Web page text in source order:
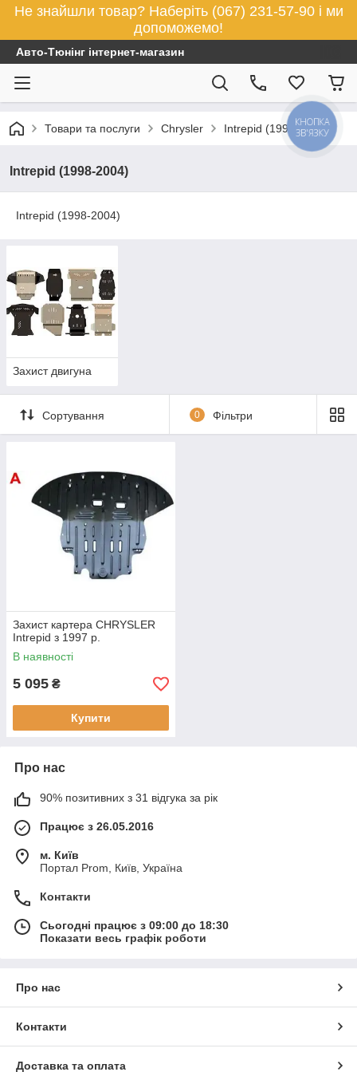
Не знайшли товар? Наберіть (067) 231-57-90 і ми
допоможемо!
Авто-Тюнінг інтернет-магазин
Товари та послуги Chrysler Intrepid (1998-2004)
Intrepid (1998-2004)
Intrepid (1998-2004)
Захист двигуна
Сортування 0 Фільтри
Захист картера CHRYSLER
Intrepid з 1997 р.
В наявності
5 095 ₴
Купити
Про нас
90% позитивних з 31 відгука за рік
Працює з 26.05.2016
м. Київ
Портал Prom, Київ, Україна
Контакти
Сьогодні працює з 09:00 до 18:30
Показати весь графік роботи
Про нас
Контакти
Доставка та оплата
КНОПКА
ЗВ'ЯЗКУ